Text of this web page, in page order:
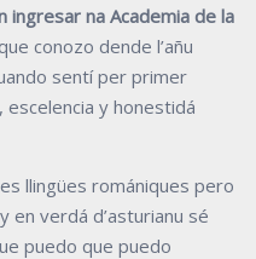
ingresar na Academia de la
conozo dende l’añu
sentí per primer
escelencia y honestidá
llingües romániques pero
en verdá d’asturianu sé
puedo que puedo